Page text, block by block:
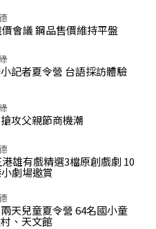
會議 鋼品售價維持平盤
記者夏令營 台語採訪體驗
攻父親節商機潮
雄有戲精選3檔原創戲劇 10
劇場邀賞
天兒童夏令營 64名國小童
、天文館